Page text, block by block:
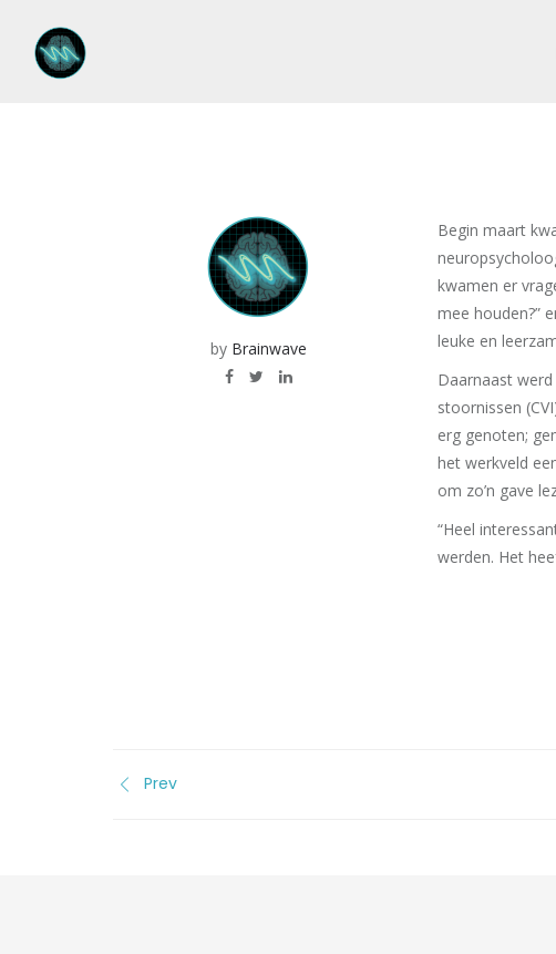
by Brainwave
Begin maart
kwamen er
mee houden?”
leuke en
Daarnaast
stoornissen
erg genoten;
het werkveld
om zo’n gave
“Heel
werden. Het
Prev